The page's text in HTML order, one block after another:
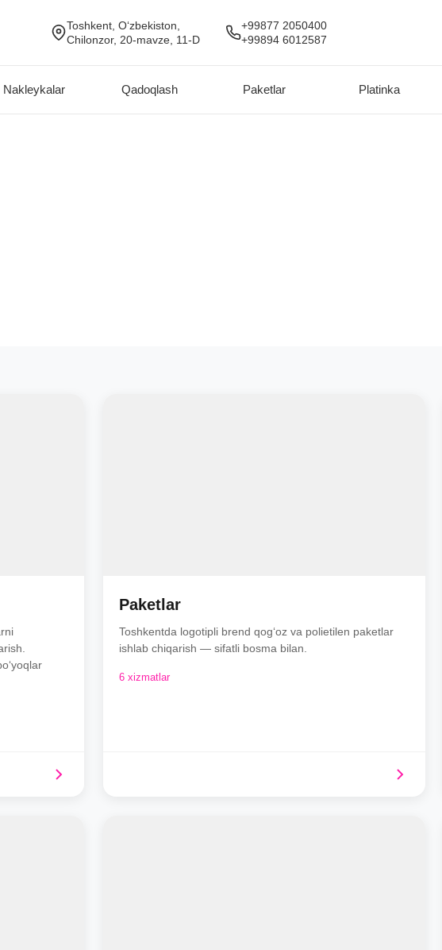
Toshkent, O‘zbekiston,
Chilonzor, 20-mavze, 11-D
+99877 2050400
+99894 6012587
Nakleykalar Qadoqlash Paketlar Platinka
Paketlar
Toshkentda logotipli brend qog‘oz va polietilen paketlar
ishlab chiqarish — sifatli bosma bilan.
6 xizmatlar